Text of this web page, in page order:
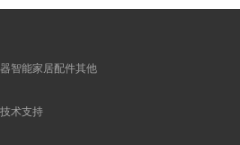
智能家居配件其他
术支持